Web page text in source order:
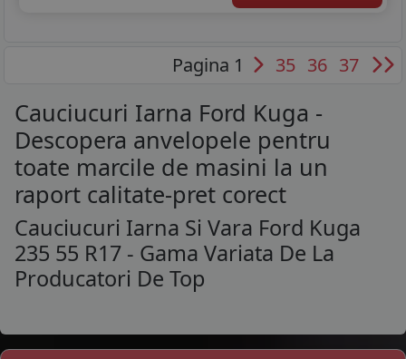
Pagina 1 35 36 37
Cauciucuri Iarna Ford Kuga -
Descopera anvelopele pentru
toate marcile de masini la un
raport calitate-pret corect
Cauciucuri Iarna Si Vara Ford Kuga
235 55 R17 - Gama Variata De La
Producatori De Top